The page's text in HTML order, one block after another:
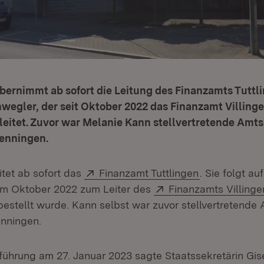
ab sofort die Leitung des Finanzamts
der seit Oktober 2022 das Finanzamt
Zuvor war Melanie Kann stellvertretende
ab sofort das Extern:
Finanzamt Tuttlingen (Öffnet in
. Sie folgt
Oktober 2022 zum Leiter des
Extern:
Finanzamts
in neuem Fenster)
wurde. Kann selbst war zuvor stellvertretende
am 27. Januar 2023 sagte Staatssekretärin